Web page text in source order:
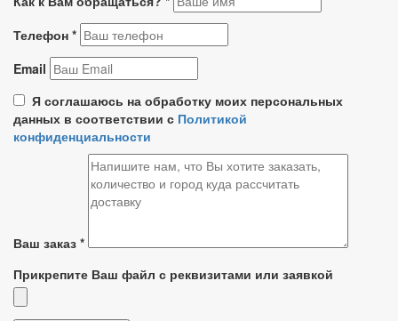
Телефон *
Email
Я соглашаюсь на обработку моих персональных
данных в соответствии с Политикой
конфиденциальности
Ваш заказ *
Прикрепите Ваш файл с реквизитами или заявкой